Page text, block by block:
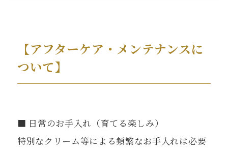
【アフターケア・メンテナンスに
ついて】
■ 日常のお手入れ（育てる楽しみ）
特別なクリーム等による頻繁なお手入れは必要